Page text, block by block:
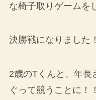
な椅子取りゲームを
決勝戦になりました
2歳のTくんと、年長
ぐって競うことに！！